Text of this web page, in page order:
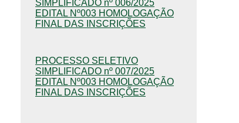
SIMPLIFICADO nº 006/2025
EDITAL Nº003 HOMOLOGAÇÃO
FINAL DAS INSCRIÇÕES
PROCESSO SELETIVO
SIMPLIFICADO nº 007/2025
EDITAL Nº003 HOMOLOGAÇÃO
FINAL DAS INSCRIÇÕES